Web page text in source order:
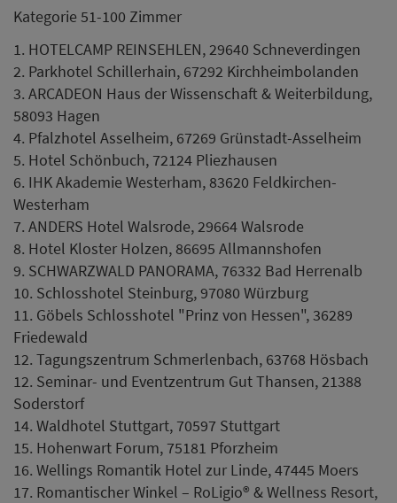
Kategorie 51-100 Zimmer
1. HOTELCAMP REINSEHLEN, 29640 Schneverdingen
2. Parkhotel Schillerhain, 67292 Kirchheimbolanden
3. ARCADEON Haus der Wissenschaft & Weiterbildung,
58093 Hagen
4. Pfalzhotel Asselheim, 67269 Grünstadt-Asselheim
5. Hotel Schönbuch, 72124 Pliezhausen
6. IHK Akademie Westerham, 83620 Feldkirchen-
Westerham
7. ANDERS Hotel Walsrode, 29664 Walsrode
8. Hotel Kloster Holzen, 86695 Allmannshofen
9. SCHWARZWALD PANORAMA, 76332 Bad Herrenalb
10. Schlosshotel Steinburg, 97080 Würzburg
11. Göbels Schlosshotel "Prinz von Hessen", 36289
Friedewald
12. Tagungszentrum Schmerlenbach, 63768 Hösbach
12. Seminar- und Eventzentrum Gut Thansen, 21388
Soderstorf
14. Waldhotel Stuttgart, 70597 Stuttgart
15. Hohenwart Forum, 75181 Pforzheim
16. Wellings Romantik Hotel zur Linde, 47445 Moers
17. Romantischer Winkel – RoLigio® & Wellness Resort,